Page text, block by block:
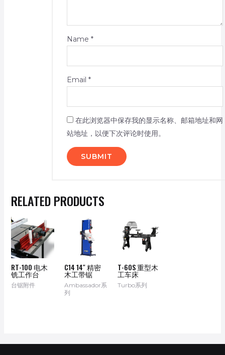
Name *
Email *
在此浏览器中保存我的显示名称、邮箱地址和网
站地址，以便下次评论时使用。
RELATED PRODUCTS
RT-100 电木
铣工作台
台锯附件
C14 14″ 精密
木工带锯
Ambassador系
列
T-60S 重型木
工车床
Turbo系列